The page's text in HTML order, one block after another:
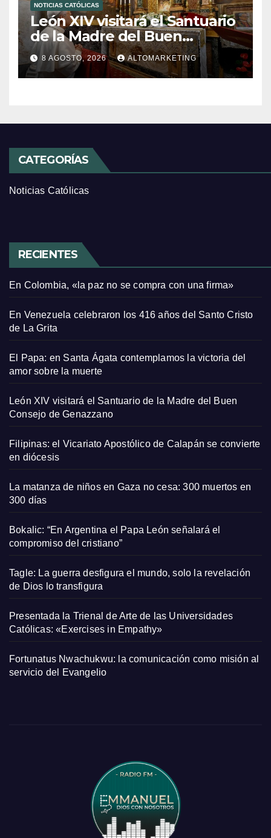
NOTICIAS CATÓLICAS
León XIV visitará el Santuario
de la Madre del Buen
Consejo de Genazzano
8 AGOSTO, 2026 ALTOMARKETING
CATEGORÍAS
Noticias Católicas
RECIENTES
En Colombia, «la paz no se compra con una firma»
En Venezuela celebraron los 416 años del Santo Cristo
de La Grita
El Papa: en Santa Ágata contemplamos la victoria del
amor sobre la muerte
León XIV visitará el Santuario de la Madre del Buen
Consejo de Genazzano
Filipinas: el Vicariato Apostólico de Calapán se convierte
en diócesis
La matanza de niños en Gaza no cesa: 300 muertos en
300 días
Bokalic: “En Argentina el Papa León señalará el
compromiso del cristiano”
Tagle: La guerra desfigura el mundo, solo la revelación
de Dios lo transfigura
Presentada la Trienal de Arte de las Universidades
Católicas: «Exercises in Empathy»
Fortunatus Nwachukwu: la comunicación como misión al
servicio del Evangelio